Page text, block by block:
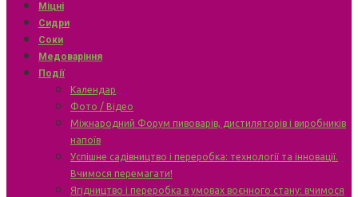
Міцні
Сидри
Соки
Медоваріння
Події
Календар
Фото / Відео
Міжнародний Форум пивоварів, дистиляторів і виробників
напоїв
Успішне садівництво і переробка: технології та інновації.
Вчимося перемагати!
Ягідництво і переробка в умовах воєнного стану: вчимося